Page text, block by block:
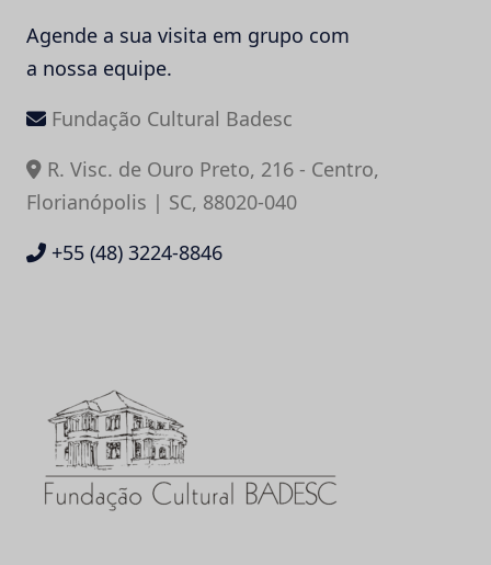
Agende a sua visita em grupo com
a nossa equipe.
Fundação Cultural Badesc
R. Visc. de Ouro Preto, 216 - Centro,
Florianópolis | SC, 88020-040
+55 (48) 3224-8846